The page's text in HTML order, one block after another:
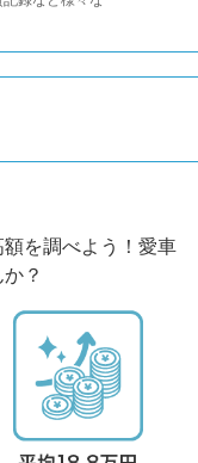
を調べよう！愛車
？